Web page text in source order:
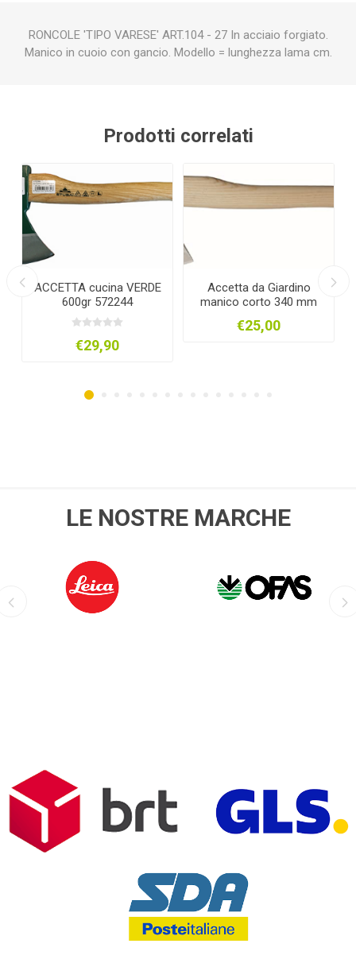
RONCOLE 'TIPO VARESE' ART.104 - 27 In acciaio forgiato.
Manico in cuoio con gancio. Modello = lunghezza lama cm.
Prodotti correlati
cucina VERDE
Accetta da Giardino
manico corto 340 mm
LE NOSTRE MARCHE